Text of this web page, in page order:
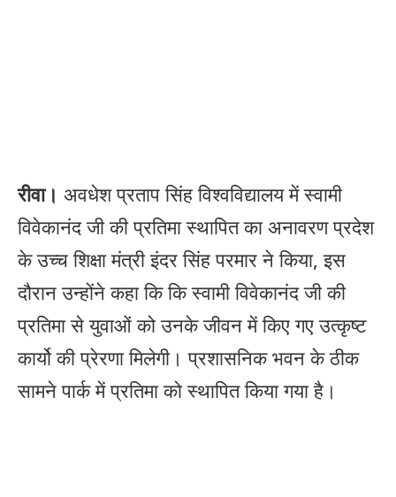
रीवा। अवधेश प्रताप सिंह विश्वविद्यालय में स्वामी
विवेकानंद जी की प्रतिमा स्थापित का अनावरण प्रदेश
के उच्च शिक्षा मंत्री इंदर सिंह परमार ने किया, इस
दौरान उन्होंने कहा कि कि स्वामी विवेकानंद जी की
प्रतिमा से युवाओं को उनके जीवन में किए गए उत्कृष्ट
कार्यो की प्रेरणा मिलेगी। प्रशासनिक भवन के ठीक
सामने पार्क में प्रतिमा को स्थापित किया गया है।